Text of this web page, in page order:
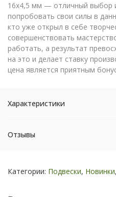
16х4,5 мм — отличный выбор
попробовать свои силы в
кто уже открыл в себе
совершенствовать
работать, а результат
на это и делает ставку
цена является приятным
Характеристики
Отзывы
Категории: Подвески, Новинки,